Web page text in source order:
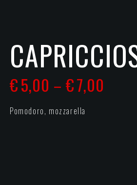
€5,00 – €7,00
Pomodoro, mozzarella